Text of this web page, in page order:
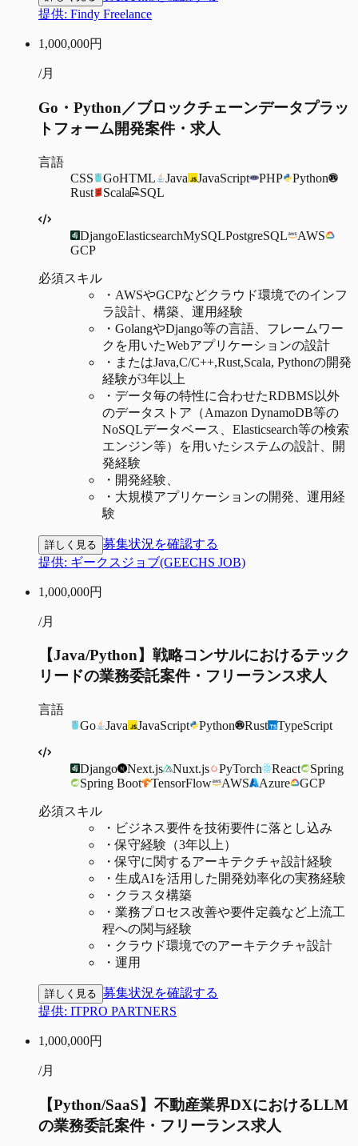
提供: Findy Freelance
1,000,000円
/月
Go・Python／ブロックチェーンデータプラッ
トフォーム開発案件・求人
言語
CSS
GoHTML Java JavaScript PHP
Python
Rust
Scala SQL
DjangoElasticsearchMySQLPostgreSQL
AWS
GCP
必須スキル
・ AWSやGCPなどクラウド環境でのインフ
ラ設計、構築、運用経験
・ GolangやDjango等の言語、フレームワー
クを用いたWebアプリケーションの設計
・ またはJava,C/C++,Rust,Scala, Pythonの開発
経験が3年以上
・ データ毎の特性に合わせたRDBMS以外
のデータストア（Amazon DynamoDB等の
NoSQLデータベース、Elasticsearch等の検索
エンジン等）を用いたシステムの設計、開
発経験
・ 開発経験、
・ 大規模アプリケーションの開発、運用経
験
詳しく見る 募集状況を確認する
提供: ギークスジョブ(GEECHS JOB)
1,000,000円
/月
【Java/Python】戦略コンサルにおけるテック
リードの業務委託案件・フリーランス求人
言語
Go
Java JavaScript Python Rust TypeScript
Django Next.js Nuxt.js PyTorch React
Spring
Spring Boot
TensorFlow AWS Azure GCP
必須スキル
・ ビジネス要件を技術要件に落とし込み
・保守経験（3年以上）
・保守に関するアーキテクチャ設計経験
・ 生成AIを活用した開発効率化の実務経験
・ クラスタ構築
・ 業務プロセス改善や要件定義など上流工
程への関与経験
・ クラウド環境でのアーキテクチャ設計
・ 運用
詳しく見る 募集状況を確認する
提供: ITPRO PARTNERS
1,000,000円
/月
【Python/SaaS】不動産業界DXにおけるLLM
の業務委託案件・フリーランス求人